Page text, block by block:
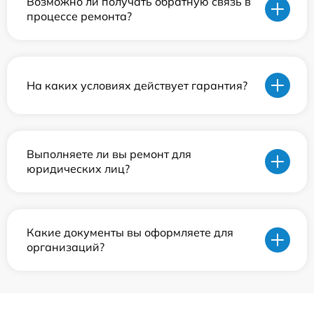
процессе ремонта?
На каких условиях действует гарантия?
Выполняете ли вы ремонт для
юридических лиц?
Какие документы вы оформляете для
организаций?